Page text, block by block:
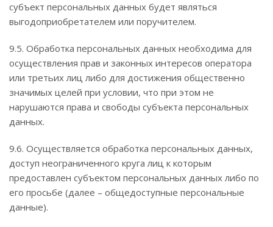
субъект персональных данных будет являться
выгодоприобретателем или поручителем.
9.5. Обработка персональных данных необходима для
осуществления прав и законных интересов оператора
или третьих лиц либо для достижения общественно
значимых целей при условии, что при этом не
нарушаются права и свободы субъекта персональных
данных.
9.6. Осуществляется обработка персональных данных,
доступ неограниченного круга лиц к которым
предоставлен субъектом персональных данных либо по
его просьбе (далее – общедоступные персональные
данные).